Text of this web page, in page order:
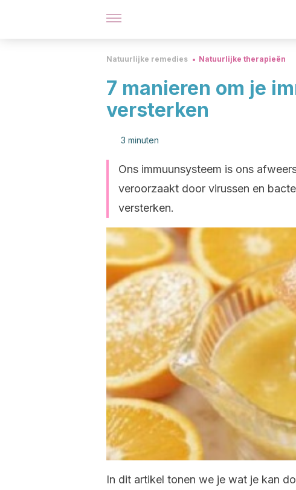
Natuurlijke remedies Natuurlijke therapieën
7 manieren om je
versterken
3 minuten
Ons immuunsysteem is ons
veroorzaakt door virussen en
versterken.
In dit artikel tonen we je wat je kan